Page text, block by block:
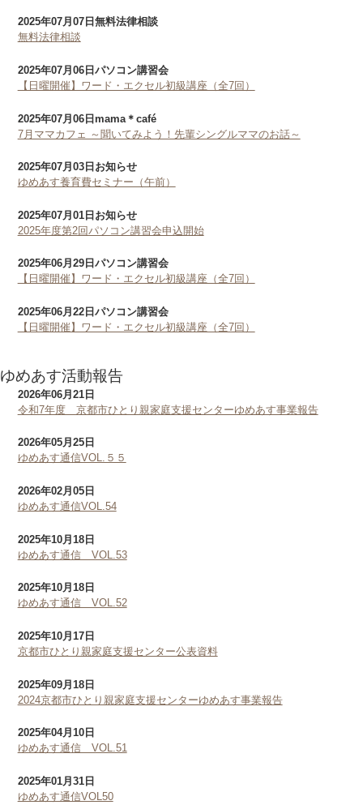
2025年07月07日 無料法律相談
無料法律相談
2025年07月06日 パソコン講習会
【日曜開催】ワード・エクセル初級講座（全7回）
2025年07月06日mama＊café
7月ママカフェ ～聞いてみよう！先輩シングルママのお話～
2025年07月03日 お知らせ
ゆめあす養育費セミナー（午前）
2025年07月01日 お知らせ
2025年度第2回パソコン講習会申込開始
2025年06月29日 パソコン講習会
【日曜開催】ワード・エクセル初級講座（全7回）
2025年06月22日 パソコン講習会
【日曜開催】ワード・エクセル初級講座（全7回）
ゆめあす活動報告
2026年06月21日
令和7年度 京都市ひとり親家庭支援センターゆめあす事業報告
2026年05月25日
ゆめあす通信VOL.５５
2026年02月05日
ゆめあす通信VOL.54
2025年10月18日
ゆめあす通信 VOL.53
2025年10月18日
ゆめあす通信 VOL.52
2025年10月17日
京都市ひとり親家庭支援センター公表資料
2025年09月18日
2024京都市ひとり親家庭支援センターゆめあす事業報告
2025年04月10日
ゆめあす通信 VOL.51
2025年01月31日
ゆめあす通信VOL50